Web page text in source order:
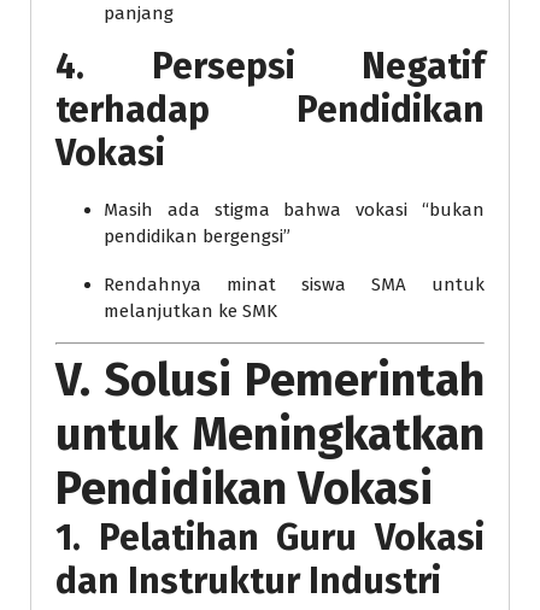
panjang
4. Persepsi Negatif
terhadap Pendidikan
Vokasi
Masih ada stigma bahwa vokasi “bukan
pendidikan bergengsi”
Rendahnya minat siswa SMA untuk
melanjutkan ke SMK
V. Solusi Pemerintah
untuk Meningkatkan
Pendidikan Vokasi
1. Pelatihan Guru Vokasi
dan Instruktur Industri